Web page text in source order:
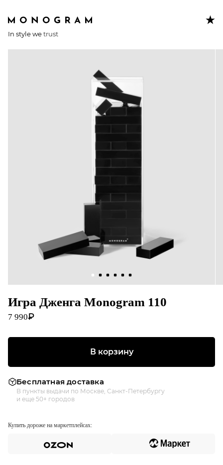
In style wetrust
Игра Дженга Monogram 110
7 990₽
В корзину
Бесплатная доставка
В пункты выдачи по Москве, Санкт-Петербургу
и еще 50+ городов
Купить дороже на маркетплейсах: